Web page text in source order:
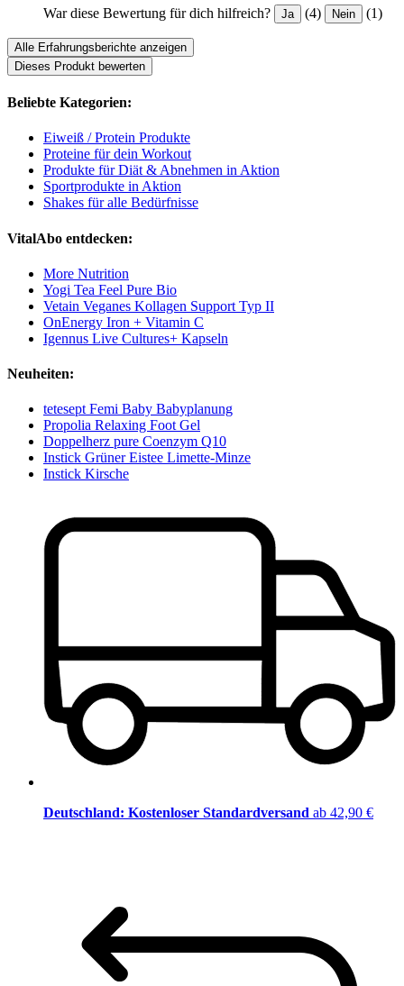
War diese Bewertung für dich hilfreich? Ja (4) Nein (1)
Alle Erfahrungsberichte anzeigen
Dieses Produkt bewerten
Beliebte Kategorien:
Eiweiß / Protein Produkte
Proteine für dein Workout
Produkte für Diät & Abnehmen in Aktion
Sportprodukte in Aktion
Shakes für alle Bedürfnisse
VitalAbo entdecken:
More Nutrition
Yogi Tea Feel Pure Bio
Vetain Veganes Kollagen Support Typ II
OnEnergy Iron + Vitamin C
Igennus Live Cultures+ Kapseln
Neuheiten:
tetesept Femi Baby Babyplanung
Propolia Relaxing Foot Gel
Doppelherz pure Coenzym Q10
Instick Grüner Eistee Limette-Minze
Instick Kirsche
Deutschland: Kostenloser Standardversand ab 42,90 €